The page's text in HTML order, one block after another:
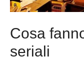
Cosa
seriali